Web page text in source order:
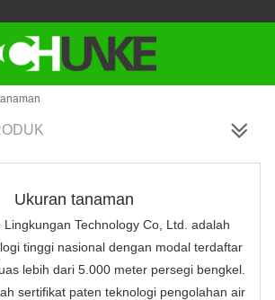
Ukuran tanaman
Technology Co, Ltd. adalah
tinggi nasional dengan modal terdaftar
lebih dari 5.000 meter persegi bengkel.
sertifikat paten teknologi pengolahan air